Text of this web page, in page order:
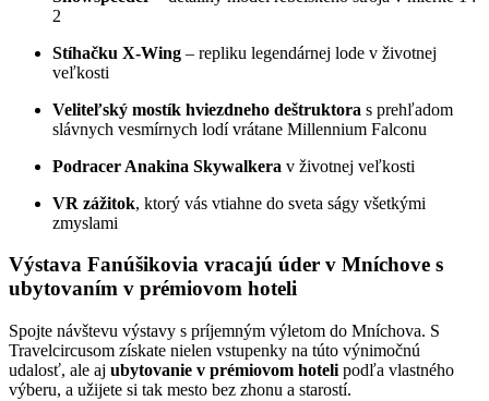
2
Stíhačku X-Wing – repliku legendárnej lode v životnej
veľkosti
Veliteľský mostík hviezdneho deštruktora s prehľadom
slávnych vesmírnych lodí vrátane Millennium Falconu
Podracer Anakina Skywalkera v životnej veľkosti
VR zážitok, ktorý vás vtiahne do sveta ságy všetkými
zmyslami
Výstava Fanúšikovia vracajú úder v Mníchove s
ubytovaním v prémiovom hoteli
Spojte návštevu výstavy s príjemným výletom do Mníchova. S
Travelcircusom získate nielen vstupenky na túto výnimočnú
udalosť, ale aj ubytovanie v prémiovom hoteli podľa vlastného
výberu, a užijete si tak mesto bez zhonu a starostí.